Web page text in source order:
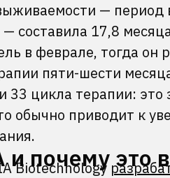
— период
составила 17,8
в феврале, тогда он
пяти-шести
33 цикла терапии:
обычно приводит к
и почему это
Biotechnology